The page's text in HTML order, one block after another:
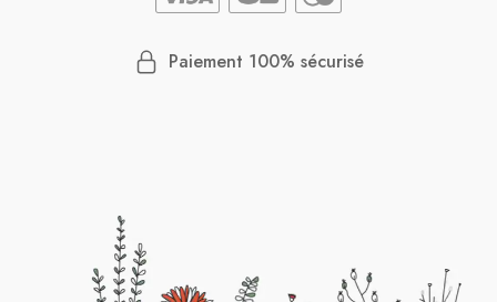
Paiement 100% sécurisé